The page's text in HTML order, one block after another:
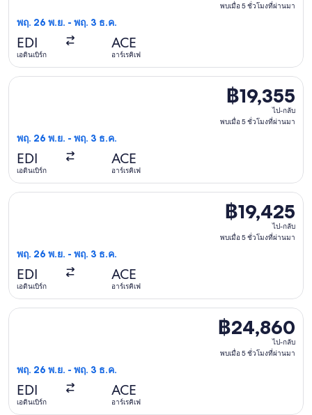
กลับ,
ชั่วโมง
ที่
มา
พบเมื่อ 5 ชั่วโมงที่ผ่านมา
พฤ. 26 พ.ย. - พฤ. 3 ธ.ค.
EDI
เอดินเบิร์ก
ACE
อาร์เรคิเฟ
฿19,355
ไป-
กลับ,
ชั่วโมง
ที่
มา
฿19,355
ไป-กลับ
พบเมื่อ 5 ชั่วโมงที่ผ่านมา
พฤ. 26 พ.ย. - พฤ. 3 ธ.ค.
EDI
เอดินเบิร์ก
ACE
อาร์เรคิเฟ
เลือกเที่ยวบิน เออร์ลิงกัส วัน พฤ. 26 พ.ย. จาก เอดินเบิร์ก ไป อ
฿19,425
ไป-
กลับ,
ชั่วโมง
ที่
มา
฿19,425
ไป-กลับ
พบเมื่อ 5 ชั่วโมงที่ผ่านมา
พฤ. 26 พ.ย. - พฤ. 3 ธ.ค.
EDI
เอดินเบิร์ก
ACE
อาร์เรคิเฟ
เลือกเที่ยวบิน ลุฟท์ฮันซา วัน พฤ. 26 พ.ย. จาก เอดินเบิร์ก ไป อ
฿24,860
ไป-
กลับ,
฿24,860
ไป-กลับ
พบเมื่อ 5 ชั่วโมงที่ผ่านมา
พฤ. 26 พ.ย. - พฤ. 3 ธ.ค.
EDI
เอดินเบิร์ก
ACE
อาร์เรคิเฟ
เลือกเที่ยวบิน บริติช แอร์เวย์ส วัน พฤ. 26 พ.ย. จาก เอดินเบิร์ก